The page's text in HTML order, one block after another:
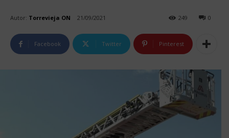
Autor: Torrevieja ON 21/09/2021 0
249
Facebook Twitter Pinterest